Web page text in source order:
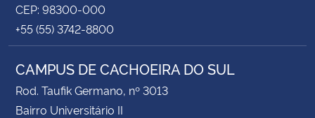
CEP: 98300-000
+55 (55) 3742-8800
CAMPUS DE CACHOEIRA DO SUL
Rod. Taufik Germano, nº 3013
Bairro Universitário II